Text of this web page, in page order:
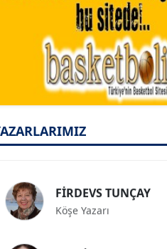
A. BAHRİ VRESKALA
Köşe Yazarı
Köşe Yazarı
Köşe Yazarı